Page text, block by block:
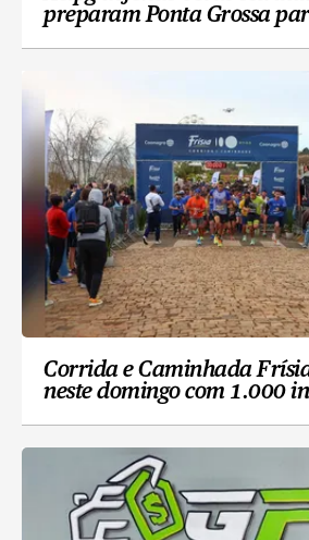
preparam Ponta Grossa
Corrida e Caminhada
neste domingo com 1.000